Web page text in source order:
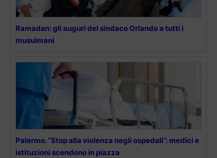
Ramadan: gli auguri del sindaco Orlando a tutti i
musulmani
Palermo. “Stop alla violenza negli ospedali”: medici e
istituzioni scendono in piazza